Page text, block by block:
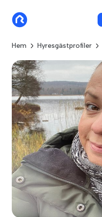
Hem Hyresgästprofiler